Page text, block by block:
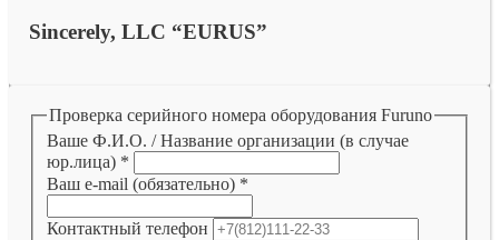
Sincerely, LLC “EURUS”
Проверка серийного номера оборудования Furuno
Ваше Ф.И.О. / Название организации (в случае
юр.лица) *
Ваш e-mail (обязательно) *
Контактный телефон